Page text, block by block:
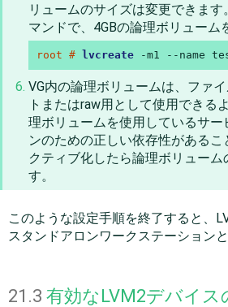
リュームのサイズは変更できます
マンドで、4GBの論理ボリューム
root # lvcreate -m1 --name
VG内の論理ボリュームは、ファ
トまたはraw用として使用できる
理ボリュームを使用しているサー
ンのための正しい依存性があるこ
クティブ化したら論理ボリューム
す。
このような設定手順を終了すると、
スタンドアロンワークステーション
21.3 有効なLVM2デバイス